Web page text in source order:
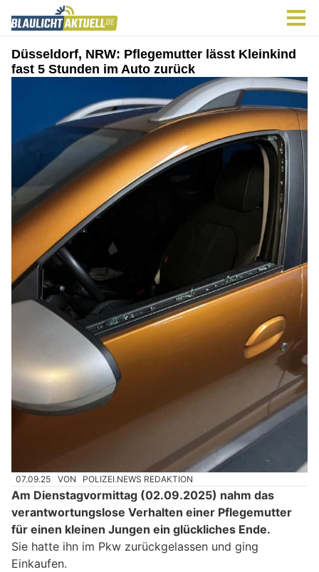
Düsseldorf, NRW: Pflegemutter lässt Kleinkind
fast 5 Stunden im Auto zurück
07.09.25 VON POLIZEI.NEWS REDAKTION
Am Dienstagvormittag (02.09.2025) nahm das
verantwortungslose Verhalten einer Pflegemutter
für einen kleinen Jungen ein glückliches Ende.
Sie hatte ihn im Pkw zurückgelassen und ging
Einkaufen.